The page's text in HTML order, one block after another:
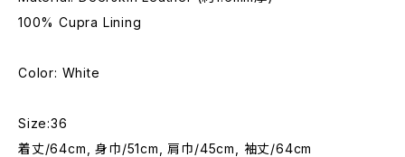
100% Cupra Lining
Color: White
Size:36
着丈/64cm, 身巾/51cm, 肩巾/45cm, 袖丈/64cm